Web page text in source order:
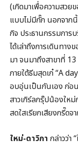
(เกิดมาเพื่อความสว
แบบไม่มีกั๊ก นอกจาก
กิจ ประธานกรรมการ
ได้เล่าถึงการเดินทา
มา จนมาถึงสาขาที่
ภายใต้ธีมสุดเก๋ “A
อบอุ่นเป็นกันเอง ก่อ
สาวเกิร์ลกรุ๊ปน้องใหม่
สดใสเรียกเสียงกรี๊ดจ
ใหม่-ดาวิกา กล่าวว่า